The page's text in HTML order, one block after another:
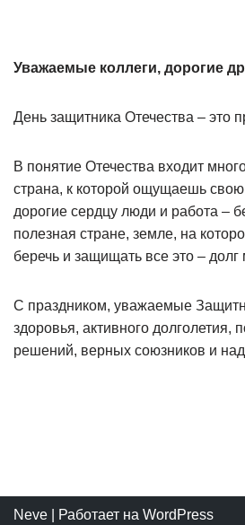
Уважаемые коллеги, дорогие
День защитника Отечества – это
В понятие Отечества входит
страна, к которой ощущаешь свою
дорогие сердцу люди и работа –
полезная стране, земле, на
беречь и защищать все это –
С праздником, уважаемые
здоровья, активного долголетия,
решений, верных союзников и
Neve | Работает на WordPress